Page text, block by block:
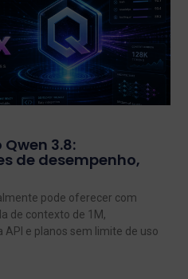
3.8:
de desempenho,
pode oferecer com
de contexto de 1M,
e planos sem limite de uso